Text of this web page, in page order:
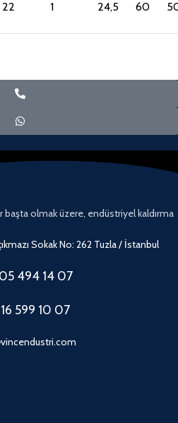
22 1 24,5 60
olmak üzere, endüstriyel kaldırma
Sokak No: 262 Tuzla / İstanbul
494 14 07
599 10 07